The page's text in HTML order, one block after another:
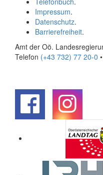
Impressum.
Datenschutz.
Barrierefreiheit.
Amt der Oö.
Telefon (+43 732) 77 20-0